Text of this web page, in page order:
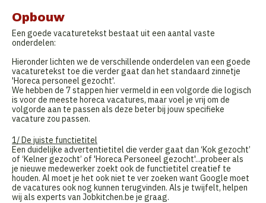
Opbouw
Een goede vacaturetekst bestaat uit een aantal vaste
onderdelen:
Hieronder lichten we de verschillende onderdelen van een goede
vacaturetekst toe die verder gaat dan het standaard zinnetje
'Horeca personeel gezocht'.
We hebben de 7 stappen hier vermeld in een volgorde die logisch
is voor de meeste horeca vacatures, maar voel je vrij om de
volgorde aan te passen als deze beter bij jouw specifieke
vacature zou passen.
1/ De juiste functietitel
Een duidelijke advertentietitel die verder gaat dan ‘Kok gezocht’
of ‘Kelner gezocht’ of 'Horeca Personeel gezocht'...probeer als
je nieuwe medewerker zoekt ook de functietitel creatief te
houden. Al moet je het ook niet te ver zoeken want Google moet
de vacatures ook nog kunnen terugvinden. Als je twijfelt, helpen
wij als experts van Jobkitchen.be je graag.